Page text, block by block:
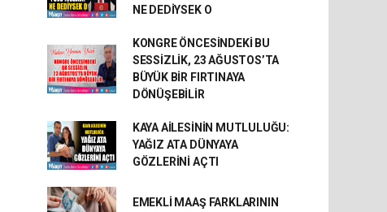
NE DEDİYSEK O
KONGRE ÖNCESİNDEKİ BU
SESSİZLİK, 23 AĞUSTOS’TA
BÜYÜK BİR FIRTINAYA
DÖNÜŞEBİLİR
KAYA AİLESİNİN MUTLULUĞU:
YAĞIZ ATA DÜNYAYA
GÖZLERİNİ AÇTI
EMEKLİ MAAŞ FARKLARININ